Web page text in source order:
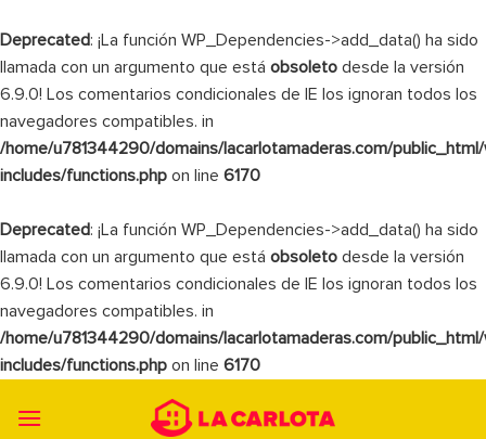
Deprecated: ¡La función WP_Dependencies->add_data() ha sido
llamada con un argumento que está obsoleto desde la versión
6.9.0! Los comentarios condicionales de IE los ignoran todos los
navegadores compatibles. in
/home/u781344290/domains/lacarlotamaderas.com/
includes/functions.php on line 6170
Deprecated: ¡La función WP_Dependencies->add_data() ha sido
llamada con un argumento que está obsoleto desde la versión
6.9.0! Los comentarios condicionales de IE los ignoran todos los
navegadores compatibles. in
/home/u781344290/domains/lacarlotamaderas.com/
includes/functions.php on line 6170